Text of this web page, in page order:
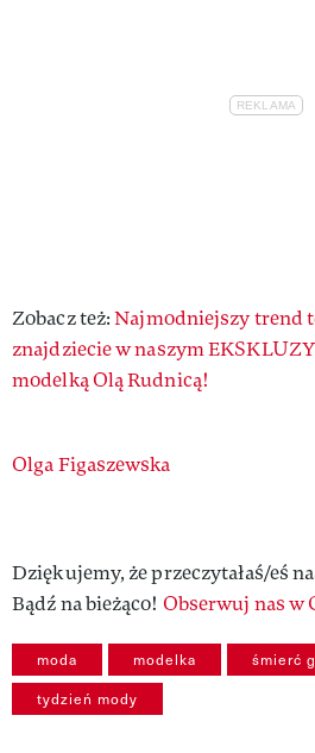
Zobacz też:Najmodniejszy trend
znajdziecie w naszym
modelką Olą Rudnicą!
Authors
Olga Figaszewska
Dziękujemy, że przeczytałaś/eś
Bądź na bieżąco! Obserwuj nas w
moda modelka śmierć
tydzień mody